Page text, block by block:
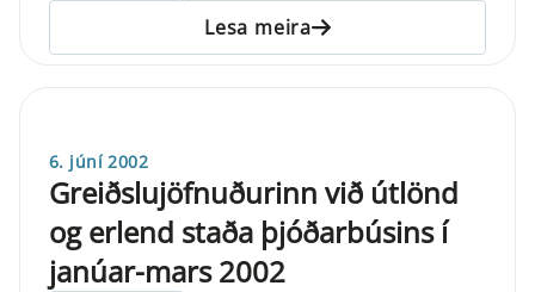
Lesa meira
6. júní 2002
Greiðslujöfnuðurinn við útlönd
og erlend staða þjóðarbúsins í
janúar-mars 2002